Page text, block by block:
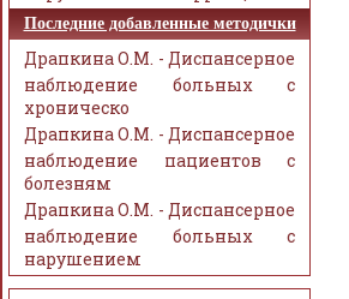
Последние добавленные методички
Драпкина О.М. - Диспансерное
наблюдение больных с
хроническо
Драпкина О.М. - Диспансерное
наблюдение пациентов с
болезням
Драпкина О.М. - Диспансерное
наблюдение больных с
нарушением